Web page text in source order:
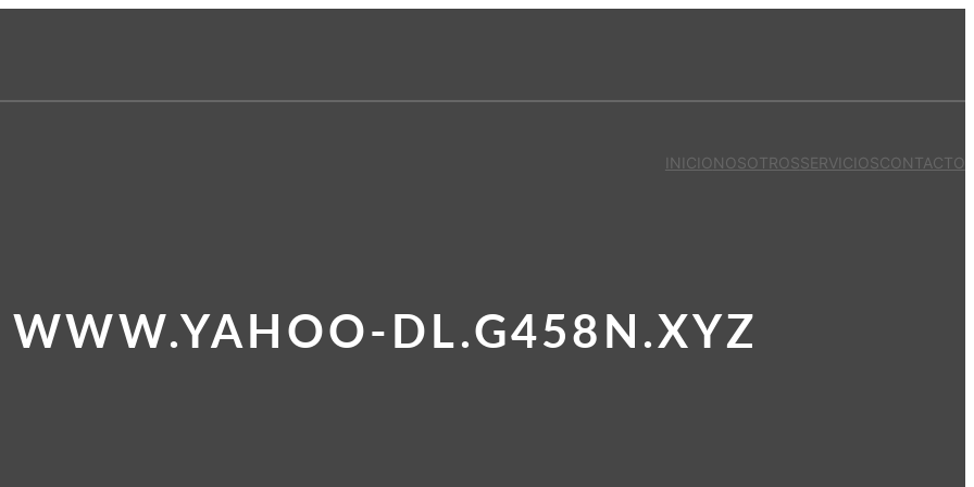
INICIONOSOTROSSERVICIOSCONTACTO
WWW.YAHOO-DL.G458N.XYZ